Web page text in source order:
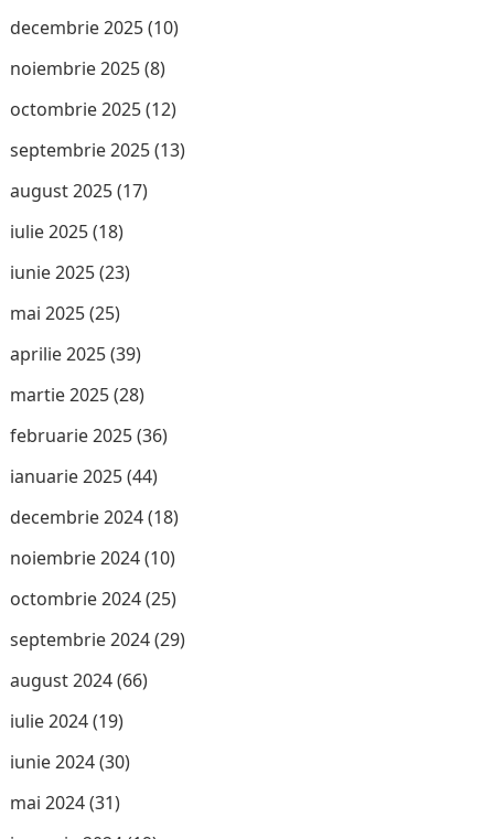
decembrie 2025(10)
noiembrie 2025(8)
octombrie 2025(12)
septembrie 2025(13)
august 2025(17)
iulie 2025(18)
iunie 2025(23)
mai 2025(25)
aprilie 2025(39)
martie 2025(28)
februarie 2025(36)
ianuarie 2025(44)
decembrie 2024(18)
noiembrie 2024(10)
octombrie 2024(25)
septembrie 2024(29)
august 2024(66)
iulie 2024(19)
iunie 2024(30)
mai 2024(31)